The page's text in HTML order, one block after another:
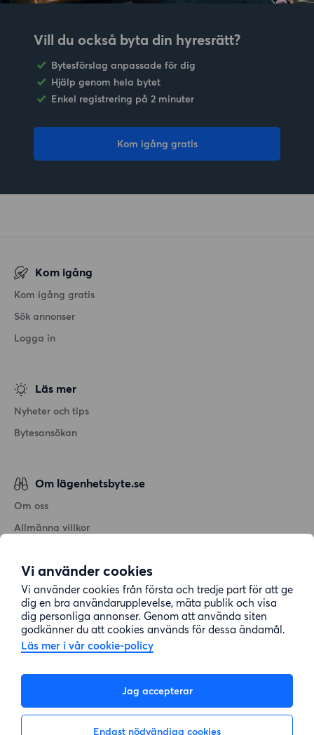
Vi använder cookies
Vi använder cookies från första och tredje part för att ge
dig en bra användarupplevelse, mäta publik och visa
dig personliga annonser. Genom att använda siten
godkänner du att cookies används för dessa ändamål.
Läs mer i vår cookie-policy
Jag accepterar
Endast nödvändiga cookies
Vill du också byta din hyresrätt?
Bytesförslag anpassade för dig
Hjälp genom hela bytet
Enkel registrering på 2 minuter
Kom igång gratis
Kom igång
Kom igång gratis
Sök annonser
Logga in
Läs mer
Nyheter och tips
Bytesansökan
Om lägenhetsbyte.se
Om oss
Allmänna villkor
Cookiepolicy
Sitemap
Kundtjänst
08-22 00 90